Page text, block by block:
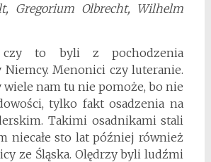
Gregorium Olbrecht, Wilhelm
czy to byli z pochodzenia
Niemcy. Menonici czy luteranie.
wiele nam tu nie pomoże, bo nie
tylko fakt osadzenia na
Takimi osadnikami stali
niecałe sto lat później również
ze Śląska. Olędrzy byli ludźmi